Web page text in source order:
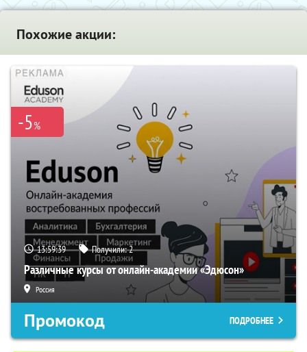
Похожие акции:
-5%
13:59:38 Получили:2
Различные курсы от онлайн-академии «Эдюсон»
Россия
Промокод ПОДРОБНЕЕ